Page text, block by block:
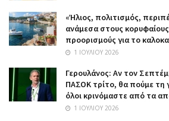
«Ήλιος, πολιτισμός,
ανάμεσα στους
προορισμούς για το
1 ΙΟΥΛΊΟΥ 2026
Γερουλάνος: Αν τον
ΠΑΣΟΚ τρίτο, θα πούμε τη
όλοι κρινόμαστε από τα
1 ΙΟΥΛΊΟΥ 2026